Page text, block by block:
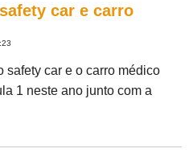
car e carro
safety car e o carro médico
1 neste ano junto com a